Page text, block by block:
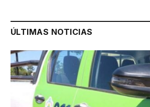
ÚLTIMAS NOTICIAS